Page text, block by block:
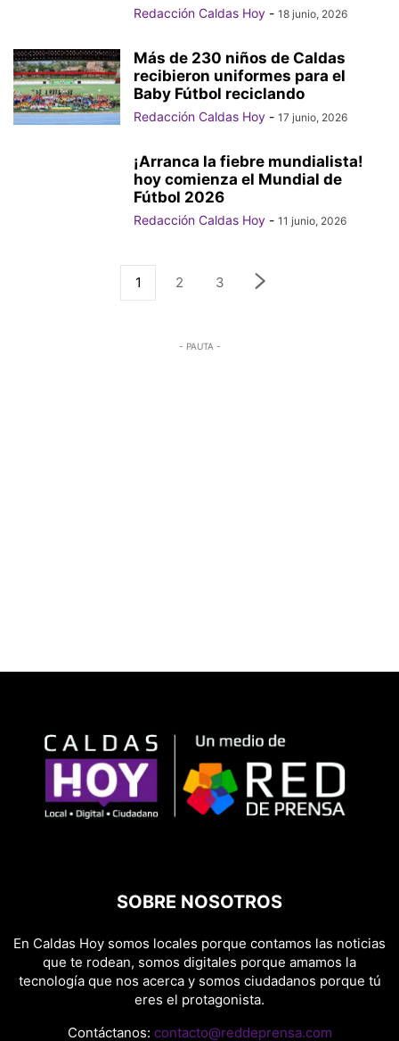
Redacción Caldas Hoy - 18 junio, 2026
Más de 230 niños de Caldas
recibieron uniformes para el
Baby Fútbol reciclando
Redacción Caldas Hoy - 17 junio, 2026
¡Arranca la fiebre mundialista!
hoy comienza el Mundial de
Fútbol 2026
Redacción Caldas Hoy - 11 junio, 2026
1 2 3
- PAUTA -
SOBRE NOSOTROS
En Caldas Hoy somos locales porque contamos las noticias
que te rodean, somos digitales porque amamos la
tecnología que nos acerca y somos ciudadanos porque tú
eres el protagonista.
Contáctanos: contacto@reddeprensa.com